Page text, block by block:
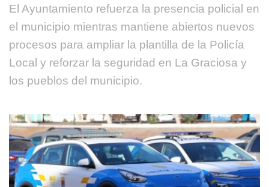
El Ayuntamiento refuerza la presencia policial en
el municipio mientras mantiene abiertos nuevos
procesos para ampliar la plantilla de la Policía
Local y reforzar la seguridad en La Graciosa y
los pueblos del municipio.